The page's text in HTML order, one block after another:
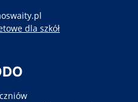
dla szkółotwiera się w